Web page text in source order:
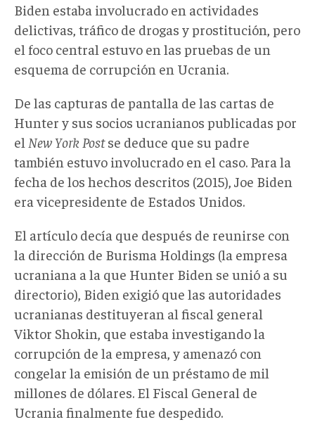
Biden estaba involucrado en actividades
delictivas, tráfico de drogas y prostitución, pero
el foco central estuvo en las pruebas de un
esquema de corrupción en Ucrania.
De las capturas de pantalla de las cartas de
Hunter y sus socios ucranianos publicadas por
el NewYork Postse deduce que su padre
también estuvo involucrado en el caso. Para la
fecha de los hechos descritos (2015), Joe Biden
era vicepresidente de Estados Unidos.
El artículo decía que después de reunirse con
la dirección de Burisma Holdings (la empresa
ucraniana a la que Hunter Biden se unió a su
directorio), Biden exigió que las autoridades
ucranianas destituyeran al fiscal general
Viktor Shokin, que estaba investigando la
corrupción de la empresa, y amenazó con
congelar la emisión de un préstamo de mil
millones de dólares. El Fiscal General de
Ucrania finalmente fue despedido.